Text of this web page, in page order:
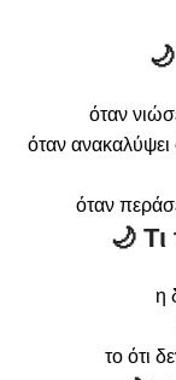
όταν
όταν ανακαλύψει
όταν
🌙 Τι
η
το ότι